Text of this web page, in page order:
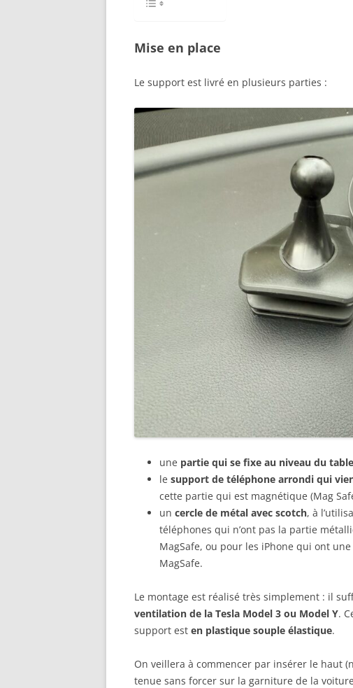
Mise en place
Le support est livré en plusieurs parties :
une partie qui se fixe au niveau du
le support de téléphone arrondi qui
cette partie qui est magnétique (Mag
un cercle de métal avec scotch, à
téléphones qui n’ont pas la partie
MagSafe, ou pour les iPhone qui ont
MagSafe.
Le montage est réalisé très simplement : il
ventilation de la Tesla Model 3 ou Model Y.
support est en plastique souple élastique.
On veillera à commencer par insérer le haut
tenue sans forcer sur la garniture de la